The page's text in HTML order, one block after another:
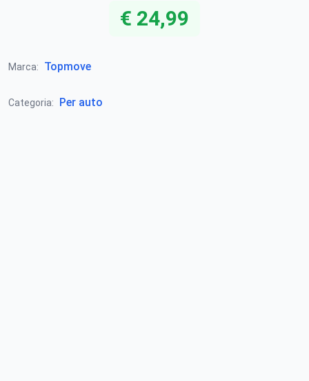
€ 24,99
Marca: Topmove
Categoria: Per auto